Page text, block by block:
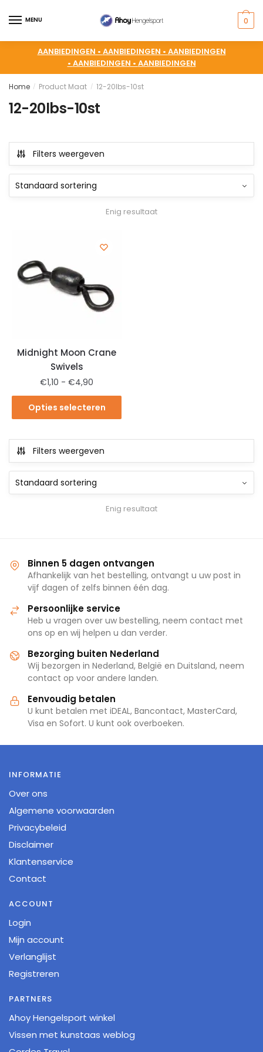
MENU 0
AANBIEDINGEN • AANBIEDINGEN • AANBIEDINGEN
• AANBIEDINGEN • AANBIEDINGEN
Home / Product Maat / 12-20lbs-10st
12-20lbs-10st
Filters weergeven
Enig resultaat
Midnight Moon Crane
Swivels
€1,10 - €4,90
Opties selecteren
Filters weergeven
Enig resultaat
Binnen 5 dagen ontvangen
Afhankelijk van het bestelling, ontvangt u uw post in
vijf dagen of zelfs binnen één dag.
Persoonlijke service
Heb u vragen over uw bestelling, neem contact met
ons op en wij helpen u dan verder.
Bezorging buiten Nederland
Wij bezorgen in Nederland, België en Duitsland, neem
contact op voor andere landen.
Eenvoudig betalen
U kunt betalen met iDEAL, Bancontact, MasterCard,
Visa en Sofort. U kunt ook overboeken.
INFORMATIE
Over ons
Algemene voorwaarden
Privacybeleid
Disclaimer
Klantenservice
Contact
ACCOUNT
Login
Mijn account
Verlanglijst
Registreren
PARTNERS
Ahoy Hengelsport winkel
Vissen met kunstaas weblog